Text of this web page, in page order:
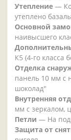
Утепление —
утеплено
Основной
наивысшего
К5 (4-го класса
Отделка
панель 10 мм с
шоколад"
Внутренняя
мм с зеркалом,
Петли — На
Защита от